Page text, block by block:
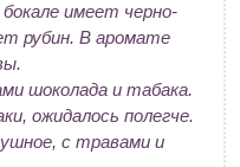
имеет черно-
рубин. В аромате
шоколада и табака.
ожидалось полегче.
с травами и